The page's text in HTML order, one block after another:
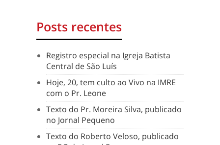
Posts recentes
Registro especial na Igreja Batista
Central de São Luís
Hoje, 20, tem culto ao Vivo na IMRE
com o Pr. Leone
Texto do Pr. Moreira Silva, publicado
no Jornal Pequeno
Texto do Roberto Veloso, publicado